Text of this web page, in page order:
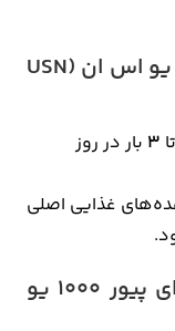
طریقه مصرف مکمل CLA 1000 یو اس ان (USN
تا ۳ بار در روز
غذایی اصلی
نکات مهم در مصرف سی ال ای پیور ۱۰۰۰ یو